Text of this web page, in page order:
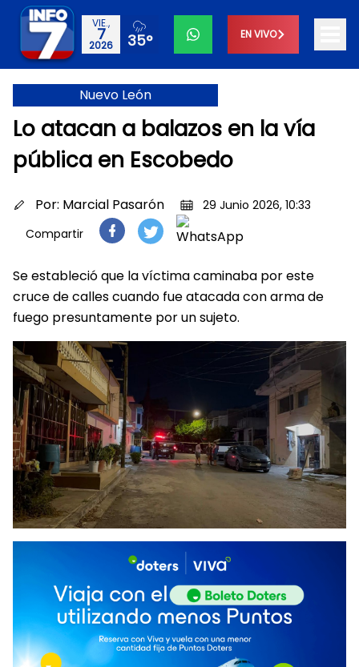
VIE.,
7
2026 35° EN VIVO
Nuevo León
Lo atacan a balazos en la vía
pública en Escobedo
Por: Marcial Pasarón
29 Junio 2026, 10:33
Compartir
Se estableció que la víctima caminaba por este
cruce de calles cuando fue atacada con arma de
fuego presuntamente por un sujeto.